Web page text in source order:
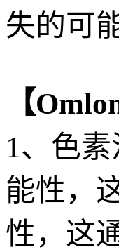
失的可
【
1、色
能性，
性，这